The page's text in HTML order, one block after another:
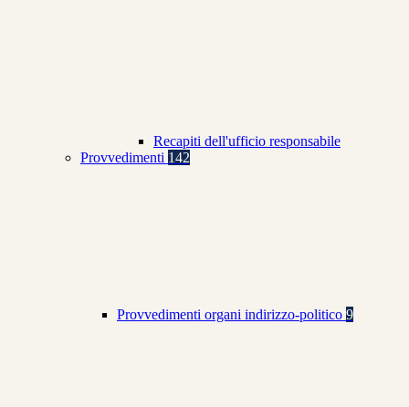
Recapiti dell'ufficio responsabile
Provvedimenti 142
Provvedimenti organi indirizzo-politico 9